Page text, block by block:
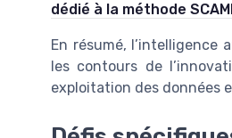
dédié à la méthode
En résumé,
les contours de
exploitation des données